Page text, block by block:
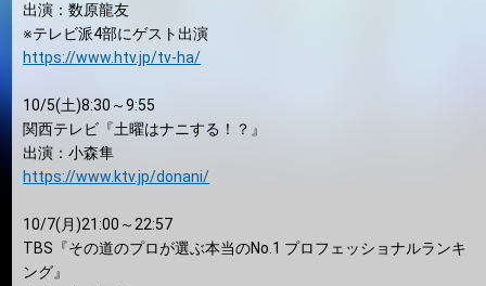
出演：数原龍友
※テレビ派4部にゲスト出演
https://www.htv.jp/tv-ha/
10/5(土)8:30～9:55
関西テレビ『土曜はナニする！？』
出演：小森隼
https://www.ktv.jp/donani/
10/7(月)21:00～22:57
TBS『その道のプロが選ぶ本当のNo.1 プロフェッショナルランキ
ング』